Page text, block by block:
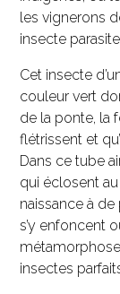
les vignerons
insecte
Cet insecte
couleur vert
de la ponte, la
flétrissent et
Dans ce tube
qui éclosent
naissance à
s’y enfoncent
insectes